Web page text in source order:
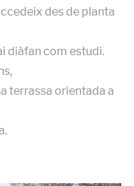
des de planta
diàfan com estudi.
terrassa orientada a